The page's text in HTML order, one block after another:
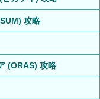
攻略
(ORAS) 攻略